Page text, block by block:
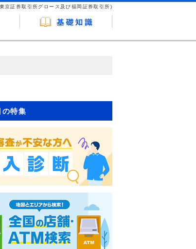
京証券取引所グロース及び福岡証券取引所)
の特集